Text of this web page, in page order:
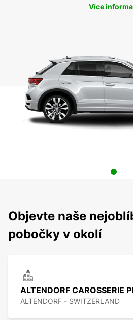
Více
Objevte naše
pobočky v okolí
ALTENDORF CAROSSERIE
ALTENDORF - SWITZERLAND